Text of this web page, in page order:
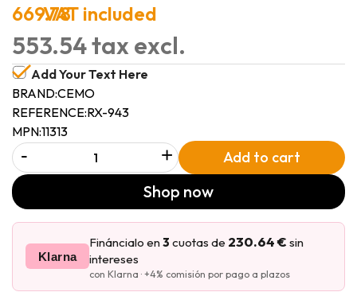
669.78VAT included
553.54 tax excl.
Add Your Text Here
BRAND:CEMO
REFERENCE:RX-943
MPN:11313
- + Add to cart
Shop now
Klarna
Fináncialo en3 cuotas de 230.64 € sin
intereses
con Klarna · +4% comisión por pago a plazos